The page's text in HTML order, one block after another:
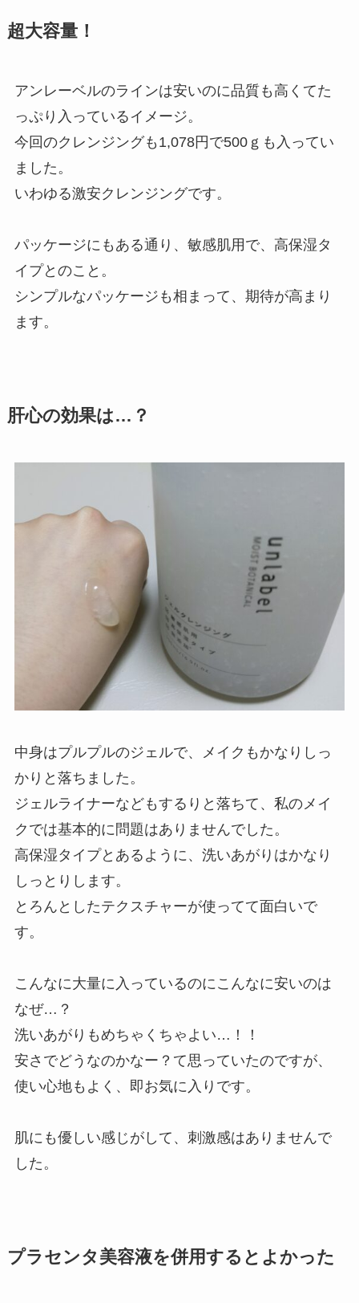
超大容量！
アンレーベルのラインは安いのに品質も高くてた
っぷり入っているイメージ。
今回のクレンジングも1,078円で500ｇも入ってい
ました。
いわゆる激安クレンジングです。
パッケージにもある通り、敏感肌用で、高保湿タ
イプとのこと。
シンプルなパッケージも相まって、期待が高まり
ます。
肝心の効果は…？
中身はプルプルのジェルで、メイクもかなりしっ
かりと落ちました。
ジェルライナーなどもするりと落ちて、私のメイ
クでは基本的に問題はありませんでした。
高保湿タイプとあるように、洗いあがりはかなり
しっとりします。
とろんとしたテクスチャーが使ってて面白いで
す。
こんなに大量に入っているのにこんなに安いのは
なぜ…？
洗いあがりもめちゃくちゃよい…！！
安さでどうなのかなー？て思っていたのですが、
使い心地もよく、即お気に入りです。
肌にも優しい感じがして、刺激感はありませんで
した。
プラセンタ美容液を併用するとよかった